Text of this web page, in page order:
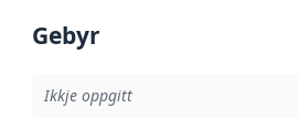
Gebyr
Ikkje oppgitt